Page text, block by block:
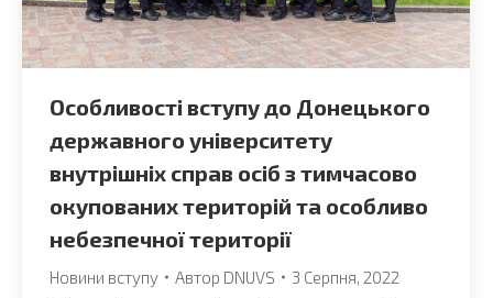
Особливості вступу до Донецького
державного університету
внутрішніх справ осіб з тимчасово
окупованих територій та особливо
небезпечної території
Новини вступу Автор DNUVS 3 Серпня, 2022